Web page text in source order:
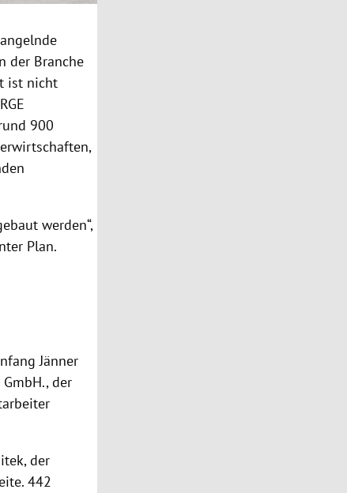
der Branche
ist nicht
900
werden“,
Plan.
Jänner
der
der
442